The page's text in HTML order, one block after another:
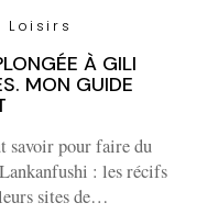
Loisirs
À GILI
MON GUIDE
savoir pour faire du
: les récifs
sites de…